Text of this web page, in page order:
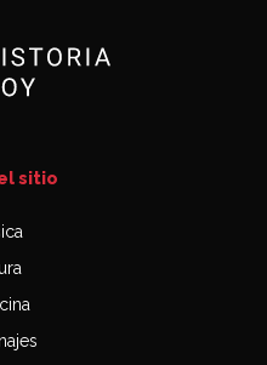
sitio